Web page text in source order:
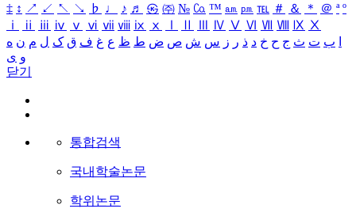
‡ ↕ ↗ ↙ ↖ ↘ ♭ ♩ ♪ ♬ ㉿ ㈜ № ㏇ ™ ㏂ ㏘ ℡ ＃ ＆ ＊ ＠ ª º
ⅰ
ⅱ ⅲ ⅳ ⅴ ⅵ ⅶ ⅷ ⅸ ⅹ Ⅳ Ⅴ Ⅵ Ⅶ Ⅷ Ⅸ Ⅹ
ب ت ث ج ح خ د ذ ر ز س ش ص ض ط ظ ع غ ف ق ک ل م ن ه
و ی
닫기
통합검색
국내학술논문
학위논문